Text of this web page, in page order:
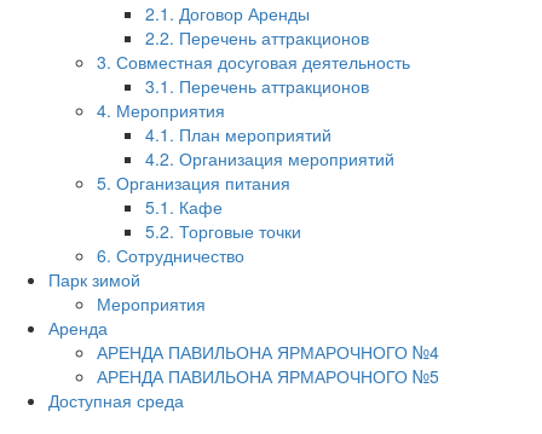
2.1. Договор Аренды
2.2. Перечень аттракционов
3. Совместная досуговая деятельность
3.1. Перечень аттракционов
4. Мероприятия
4.1. План мероприятий
4.2. Организация мероприятий
5. Организация питания
5.1. Кафе
5.2. Торговые точки
6. Сотрудничество
Парк зимой
Мероприятия
Аренда
АРЕНДА ПАВИЛЬОНА ЯРМАРОЧНОГО №4
АРЕНДА ПАВИЛЬОНА ЯРМАРОЧНОГО №5
Доступная среда